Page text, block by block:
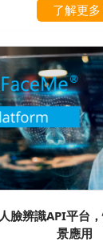
了解更多
臉辨識API平台
景應用